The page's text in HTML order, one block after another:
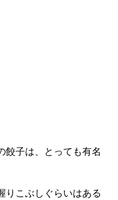
餃子は、とっても有名
りこぶしぐらいはある